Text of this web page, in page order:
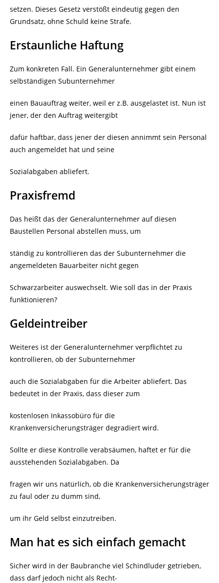
setzen. Dieses Gesetz verstößt eindeutig gegen den
Grundsatz, ohne Schuld keine Strafe.
Erstaunliche Haftung
Zum konkreten Fall. Ein Generalunternehmer gibt einem
selbständigen Subunternehmer
einen Bauauftrag weiter, weil er z.B. ausgelastet ist. Nun ist
jener, der den Auftrag weitergibt
dafür haftbar, dass jener der diesen annimmt sein Personal
auch angemeldet hat und seine
Sozialabgaben abliefert.
Praxisfremd
Das heißt das der Generalunternehmer auf diesen
Baustellen Personal abstellen muss, um
ständig zu kontrollieren das der Subunternehmer die
angemeldeten Bauarbeiter nicht gegen
Schwarzarbeiter auswechselt. Wie soll das in der Praxis
funktionieren?
Geldeintreiber
Weiteres ist der Generalunternehmer verpflichtet zu
kontrollieren, ob der Subunternehmer
auch die Sozialabgaben für die Arbeiter abliefert. Das
bedeutet in der Praxis, dass dieser zum
kostenlosen Inkassobüro für die
Krankenversicherungsträger degradiert wird.
Sollte er diese Kontrolle verabsäumen, haftet er für die
ausstehenden Sozialabgaben. Da
fragen wir uns natürlich, ob die Krankenversicherungsträger
zu faul oder zu dumm sind,
um ihr Geld selbst einzutreiben.
Man hat es sich einfach gemacht
Sicher wird in der Baubranche viel Schindluder getrieben,
dass darf jedoch nicht als Recht-